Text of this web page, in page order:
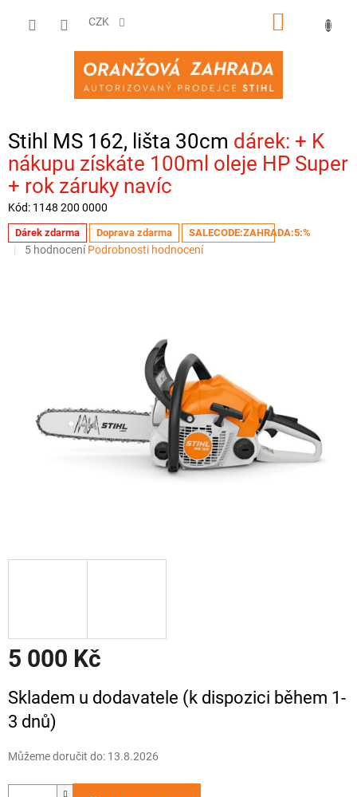
CZK
NÁKUPNÍ
Stihl MS 162, lišta 30cm
+ K
nákupu získáte 100ml oleje HP Super
+ rok záruky navíc
Kód: 1148 200 0000
Dárek zdarma Doprava zdarma SALECODE:ZAHRADA:5:%
Průměrné
5 hodnocení Podrobnosti hodnocení
5 000 Kč
cena:
Skladem u dodavatele (k dispozici během 1-
3 dnů)
Můžeme doručit do: 13.8.2026